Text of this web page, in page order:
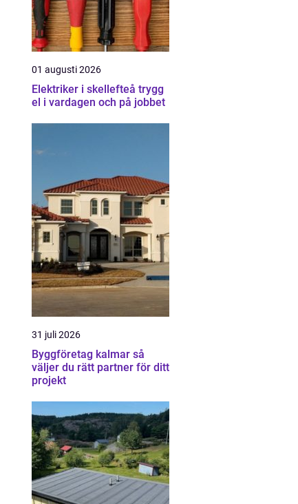
01 augusti 2026
Elektriker i skellefteå trygg
el i vardagen och på jobbet
31 juli 2026
Byggföretag kalmar så
väljer du rätt partner för ditt
projekt